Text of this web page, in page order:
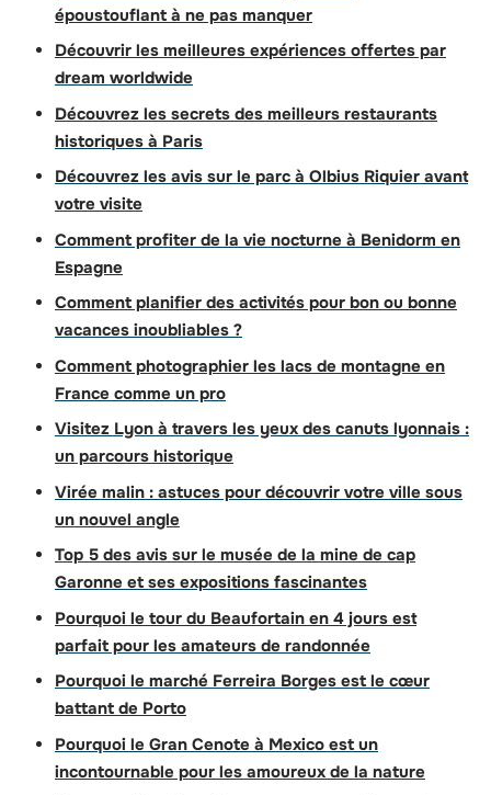
époustouflant à ne pas manquer
Découvrir les meilleures expériences offertes par
dream worldwide
Découvrez les secrets des meilleurs restaurants
historiques à Paris
Découvrez les avis sur le parc à Olbius Riquier avant
votre visite
Comment profiter de la vie nocturne à Benidorm en
Espagne
Comment planifier des activités pour bon ou bonne
vacances inoubliables ?
Comment photographier les lacs de montagne en
France comme un pro
Visitez Lyon à travers les yeux des canuts lyonnais :
un parcours historique
Virée malin : astuces pour découvrir votre ville sous
un nouvel angle
Top 5 des avis sur le musée de la mine de cap
Garonne et ses expositions fascinantes
Pourquoi le tour du Beaufortain en 4 jours est
parfait pour les amateurs de randonnée
Pourquoi le marché Ferreira Borges est le cœur
battant de Porto
Pourquoi le Gran Cenote à Mexico est un
incontournable pour les amoureux de la nature